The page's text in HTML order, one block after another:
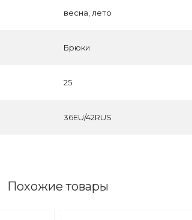
весна, лето
Брюки
25
36EU/42RUS
Похожие товары